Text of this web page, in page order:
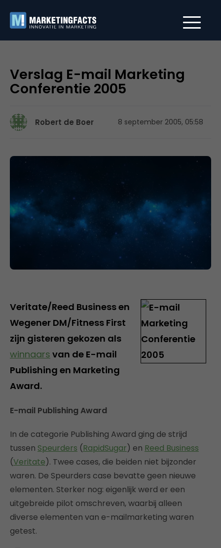
Verslag E-mail Marketing
Conferentie 2005
Robert de Boer 8 september 2005, 05:58
Veritate/Reed Business en
Wegener DM/Fitness First
zijn gisteren gekozen als
winnaars van de E-mail
Publishing en Marketing
Award.
E-mail Publishing Award
In de categorie Publishing Award ging de strijd
tussen Speurders (RapidSugar) en Reed Business
(Veritate). Twee cases, die beiden niet bijzonder
waren. De Speurders case bevatte geen nieuwe
elementen. Sterker nog: eigenlijk werd er een
uitgebreide pilot omschreven, waarbij alleen
diverse elementen van e-mailmarketing waren
getest.